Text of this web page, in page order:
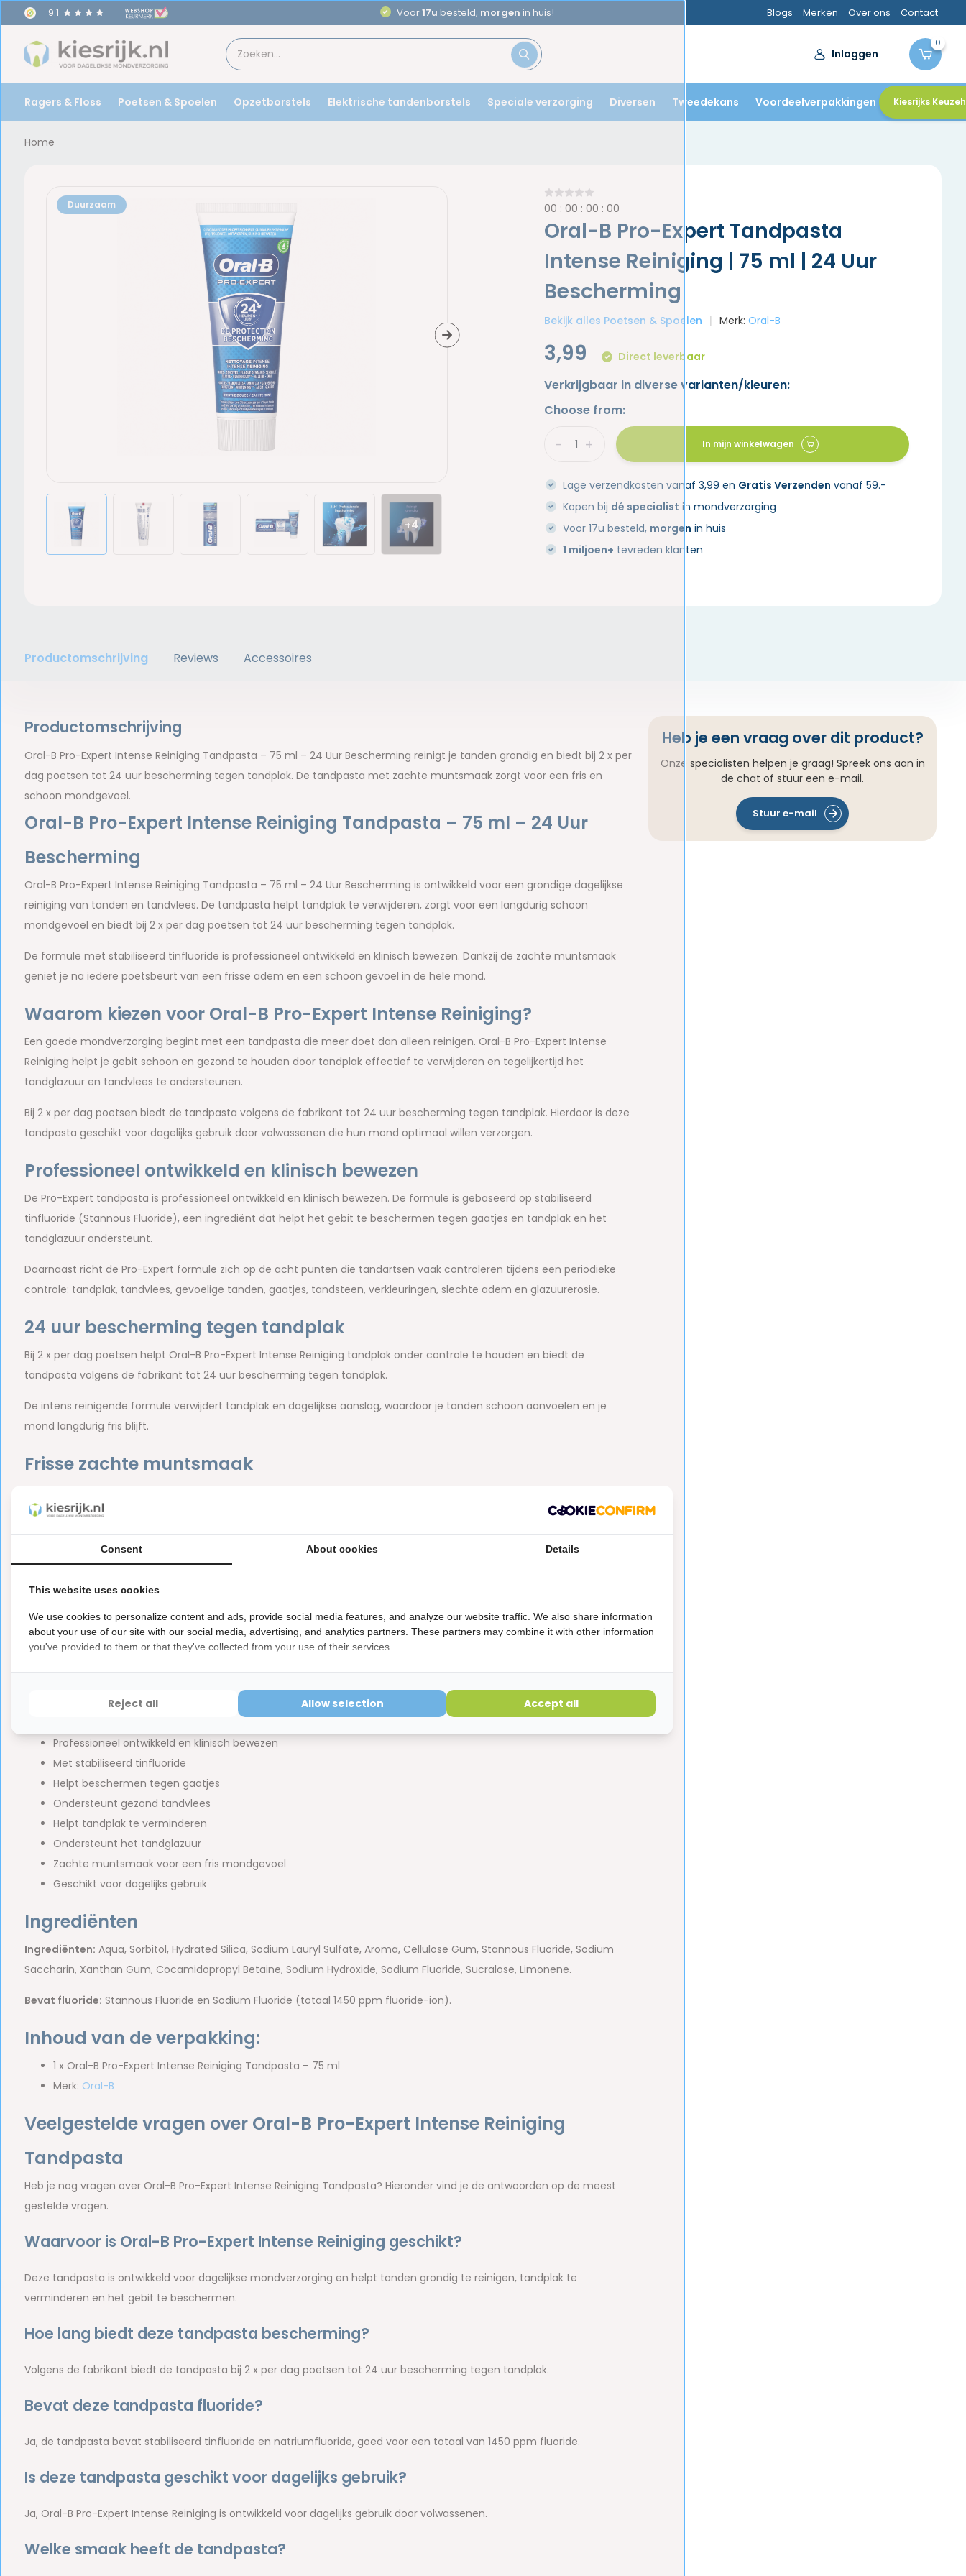
9.1 Aanbevolen doortandartsen Blogs Merken Over ons Contact
Inloggen
0
Ragers & Floss Poetsen & Spoelen Opzetborstels Elektrische tandenborstels Speciale verzorging Diversen Tweedekans Voordeelverpakkingen Kiesrijks
Home
Duurzaam
+4
00 :00 :00 :00
Oral-B Pro-Expert Tandpasta
Intense Reiniging | 75 ml | 24 Uur
Bescherming
Bekijk alles Poetsen & Spoelen Merk:Oral-B
3,99 Direct leverbaar
Verkrijgbaar in diverse varianten/kleuren:
Choose from:
+
- In mijn winkelwagen
Lage verzendkosten vanaf 3,99 en Gratis Verzenden vanaf 59.-
Kopen bij dé specialist in mondverzorging
Voor 17u besteld, morgen in huis
1 miljoen+ tevreden klanten
Productomschrijving Reviews Accessoires
Productomschrijving
Oral-B Pro-Expert Intense Reiniging Tandpasta – 75 ml – 24 Uur Bescherming reinigt je tanden grondig en biedt bij 2 x per
dag poetsen tot 24 uur bescherming tegen tandplak. De tandpasta met zachte muntsmaak zorgt voor een fris en
schoon mondgevoel.
Oral-B Pro-Expert Intense Reiniging Tandpasta – 75 ml – 24 Uur
Bescherming
Oral-B Pro-Expert Intense Reiniging Tandpasta – 75 ml – 24 Uur Bescherming is ontwikkeld voor een grondige dagelijkse
reiniging van tanden en tandvlees. De tandpasta helpt tandplak te verwijderen, zorgt voor een langdurig schoon
mondgevoel en biedt bij 2 x per dag poetsen tot 24 uur bescherming tegen tandplak.
De formule met stabiliseerd tinfluoride is professioneel ontwikkeld en klinisch bewezen. Dankzij de zachte muntsmaak
geniet je na iedere poetsbeurt van een frisse adem en een schoon gevoel in de hele mond.
Waarom kiezen voor Oral-B Pro-Expert Intense Reiniging?
Een goede mondverzorging begint met een tandpasta die meer doet dan alleen reinigen. Oral-B Pro-Expert Intense
Reiniging helpt je gebit schoon en gezond te houden door tandplak effectief te verwijderen en tegelijkertijd het
tandglazuur en tandvlees te ondersteunen.
Bij 2 x per dag poetsen biedt de tandpasta volgens de fabrikant tot 24 uur bescherming tegen tandplak. Hierdoor is deze
tandpasta geschikt voor dagelijks gebruik door volwassenen die hun mond optimaal willen verzorgen.
Professioneel ontwikkeld en klinisch bewezen
De Pro-Expert tandpasta is professioneel ontwikkeld en klinisch bewezen. De formule is gebaseerd op stabiliseerd
tinfluoride (Stannous Fluoride), een ingrediënt dat helpt het gebit te beschermen tegen gaatjes en tandplak en het
tandglazuur ondersteunt.
Daarnaast richt de Pro-Expert formule zich op de acht punten die tandartsen vaak controleren tijdens een periodieke
controle: tandplak, tandvlees, gevoelige tanden, gaatjes, tandsteen, verkleuringen, slechte adem en glazuurerosie.
24 uur bescherming tegen tandplak
Bij 2 x per dag poetsen helpt Oral-B Pro-Expert Intense Reiniging tandplak onder controle te houden en biedt de
tandpasta volgens de fabrikant tot 24 uur bescherming tegen tandplak.
De intens reinigende formule verwijdert tandplak en dagelijkse aanslag, waardoor je tanden schoon aanvoelen en je
mond langdurig fris blijft.
Frisse zachte muntsmaak
overheersend te zijn. Hierdoor is de tandpasta prettig voor dagelijks gebruik.
Voor dagelijks gebruik
mondverzorging. Combineer voor een complete mondhygiëne met een
mondwater.
Belangrijkste kenmerken
Intens reinigende formule
Professioneel ontwikkeld en klinisch bewezen
Met stabiliseerd tinfluoride
Helpt beschermen tegen gaatjes
Ondersteunt gezond tandvlees
Helpt tandplak te verminderen
Ondersteunt het tandglazuur
Zachte muntsmaak voor een fris mondgevoel
Geschikt voor dagelijks gebruik
Ingrediënten
Ingrediënten: Aqua, Sorbitol, Hydrated Silica, Sodium Lauryl Sulfate, Aroma, Cellulose Gum, Stannous Fluoride, Sodium
Saccharin, Xanthan Gum, Cocamidopropyl Betaine, Sodium Hydroxide, Sodium Fluoride, Sucralose, Limonene.
Bevat fluoride: Stannous Fluoride en Sodium Fluoride (totaal 1450 ppm fluoride-ion).
Inhoud van de verpakking:
1 x Oral-B Pro-Expert Intense Reiniging Tandpasta – 75 ml
Merk: Oral-B
Veelgestelde vragen over Oral-B Pro-Expert Intense Reiniging
Tandpasta
Heb je nog vragen over Oral-B Pro-Expert Intense Reiniging Tandpasta? Hieronder vind je de antwoorden op de meest
gestelde vragen.
Waarvoor is Oral-B Pro-Expert Intense Reiniging geschikt?
Deze tandpasta is ontwikkeld voor dagelijkse mondverzorging en helpt tanden grondig te reinigen, tandplak te
verminderen en het gebit te beschermen.
Hoe lang biedt deze tandpasta bescherming?
Volgens de fabrikant biedt de tandpasta bij 2 x per dag poetsen tot 24 uur bescherming tegen tandplak.
Bevat deze tandpasta fluoride?
Ja, de tandpasta bevat stabiliseerd tinfluoride en natriumfluoride, goed voor een totaal van 1450 ppm fluoride.
Is deze tandpasta geschikt voor dagelijks gebruik?
Ja, Oral-B Pro-Expert Intense Reiniging is ontwikkeld voor dagelijks gebruik door volwassenen.
Welke smaak heeft de tandpasta?
Heb je een vraag over dit product?
Onze specialisten helpen je graag! Spreek ons aan in
de chat of stuur een e-mail.
Stuur e-mail
Consent About cookies Details
This website uses cookies
We use cookies to personalize content and ads, provide social media features, and analyze our website traffic. We also share information
about your use of our site with our social media, advertising, and analytics partners. These partners may combine it with other information
you've provided to them or that they've collected from your use of their services.
Reject all Allow selection Accept all